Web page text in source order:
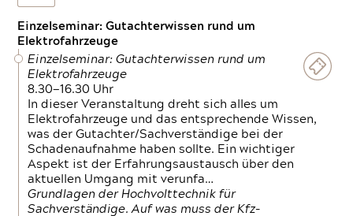
Einzelseminar: Gutachterwissen rund um
Elektrofahrzeuge
Einzelseminar: Gutachterwissen rund um
Elektrofahrzeuge
8.30—16.30 Uhr
In dieser Veranstaltung dreht sich alles um
Elektrofahrzeuge und das entsprechende Wissen,
was der Gutachter/Sachverständige bei der
Schadenaufnahme haben sollte. Ein wichtiger
Aspekt ist der Erfahrungsaustausch über den
aktuellen Umgang mit verunfa…
Grundlagen der Hochvolttechnik für
Sachverständige. Auf was muss der Kfz-